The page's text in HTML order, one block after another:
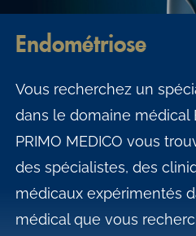
Endométriose
Vous recherchez un
dans le domaine médical
PRIMO MEDICO vous
des spécialistes, des
médicaux expérimentés
médical que vous